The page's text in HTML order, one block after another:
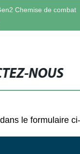
Chemise de combat
NOUS
le formulaire